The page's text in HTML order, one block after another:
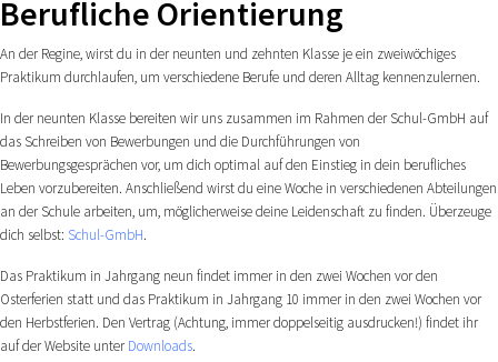
Berufliche Orientierung
An der Regine, wirst du in der neunten und zehnten Klasse je ein zweiwöchiges
Praktikum durchlaufen, um verschiedene Berufe und deren Alltag kennenzulernen.
In der neunten Klasse bereiten wir uns zusammen im Rahmen der Schul-GmbH auf
das Schreiben von Bewerbungen und die Durchführungen von
Bewerbungsgesprächen vor, um dich optimal auf den Einstieg in dein berufliches
Leben vorzubereiten. Anschließend wirst du eine Woche in verschiedenen Abteilungen
an der Schule arbeiten, um, möglicherweise deine Leidenschaft zu finden. Überzeuge
dich selbst: Schul-GmbH.
Das Praktikum in Jahrgang neun findet immer in den zwei Wochen vor den
Osterferien statt und das Praktikum in Jahrgang 10 immer in den zwei Wochen vor
den Herbstferien. Den Vertrag (Achtung, immer doppelseitig ausdrucken!) findet ihr
auf der Website unter Downloads.